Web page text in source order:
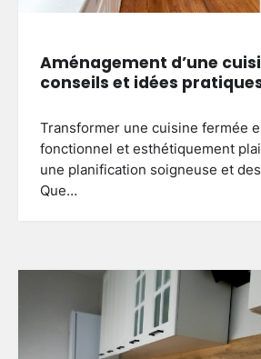
Aménagement d’une
conseils et idées
Transformer une cuisine fermée
fonctionnel et esthétiquement
une planification soigneuse et
Que…